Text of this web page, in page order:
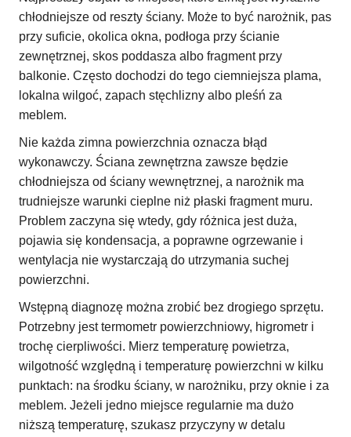
chłodniejsze od reszty ściany. Może to być narożnik, pas
przy suficie, okolica okna, podłoga przy ścianie
zewnętrznej, skos poddasza albo fragment przy
balkonie. Często dochodzi do tego ciemniejsza plama,
lokalna wilgoć, zapach stęchlizny albo pleśń za
meblem.
Nie każda zimna powierzchnia oznacza błąd
wykonawczy. Ściana zewnętrzna zawsze będzie
chłodniejsza od ściany wewnętrznej, a narożnik ma
trudniejsze warunki cieplne niż płaski fragment muru.
Problem zaczyna się wtedy, gdy różnica jest duża,
pojawia się kondensacja, a poprawne ogrzewanie i
wentylacja nie wystarczają do utrzymania suchej
powierzchni.
Wstępną diagnozę można zrobić bez drogiego sprzętu.
Potrzebny jest termometr powierzchniowy, higrometr i
trochę cierpliwości. Mierz temperaturę powietrza,
wilgotność względną i temperaturę powierzchni w kilku
punktach: na środku ściany, w narożniku, przy oknie i za
meblem. Jeżeli jedno miejsce regularnie ma dużo
niższą temperaturę, szukasz przyczyny w detalu